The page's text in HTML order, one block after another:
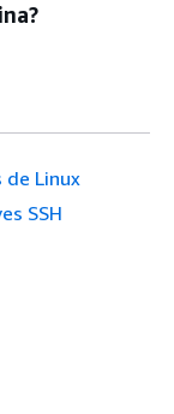
de Linux
SSH